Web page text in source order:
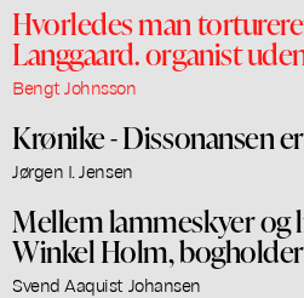
Hvorledes man
Langgaard. organist
Bengt Johnsson
Krønike - Dissonansen
Jørgen I. Jensen
Mellem lammeskyer og
Winkel Holm, bogholder
Svend Aaquist Johansen